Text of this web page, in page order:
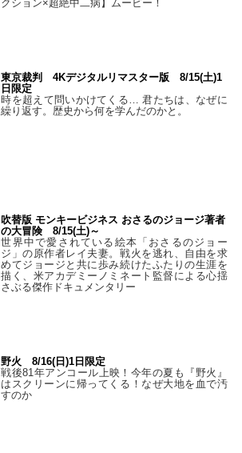
クション×超絶中二病】ムービー！
東京裁判 4Kデジタルリマスター版 8/15(土)1
日限定
時を超えて問いかけてくる… 君たちは、なぜに
繰り返す。歴史から何を学んだのかと。
吹替版 モンキービジネス おさるのジョージ著者
の大冒険 8/15(土)～
世界中で愛されている絵本「おさるのジョー
ジ」の原作者レイ夫妻。戦火を逃れ、自由を求
めてジョージと共に歩み続けたふたりの生涯を
描く、米アカデミーノミネート監督による心揺
さぶる傑作ドキュメンタリー
野火 8/16(日)1日限定
戦後81年アンコール上映！今年の夏も『野火』
はスクリーンに帰ってくる！なぜ大地を血で汚
すのか